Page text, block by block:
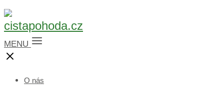
MENU
O nás